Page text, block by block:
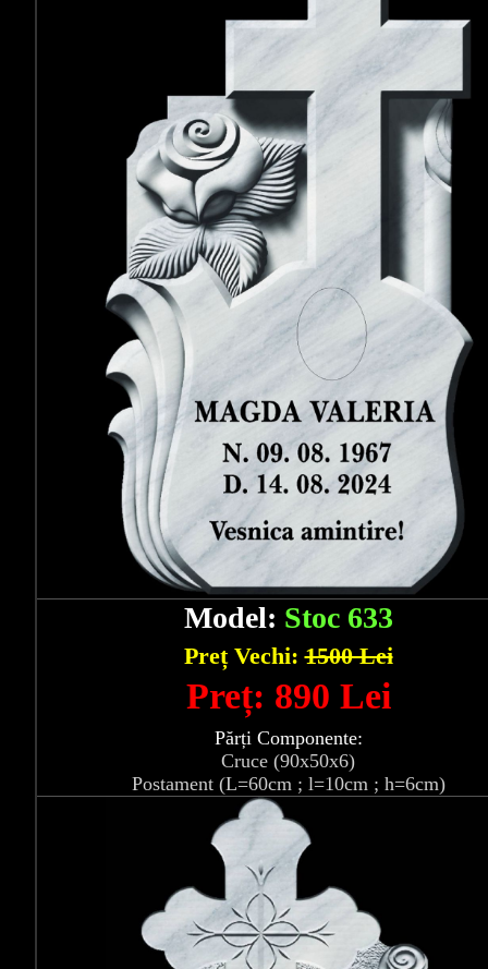
Model: Stoc 633
Preț Vechi:1500 Lei
Preț: 890 Lei
Părți Componente:
Cruce (90x50x6)
Postament (L=60cm ; l=10cm ; h=6cm)